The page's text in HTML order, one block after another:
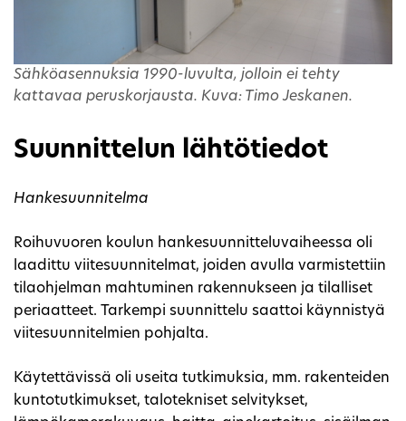
Sähköasennuksia 1990-luvulta, jolloin ei tehty
kattavaa peruskorjausta. Kuva: Timo Jeskanen.
Suunnittelun lähtötiedot
Hankesuunnitelma
Roihuvuoren koulun hankesuunnitteluvaiheessa oli
laadittu viitesuunnitelmat, joiden avulla varmistettiin
tilaohjelman mahtuminen rakennukseen ja tilalliset
periaatteet. Tarkempi suunnittelu saattoi käynnistyä
viitesuunnitelmien pohjalta.
Käytettävissä oli useita tutkimuksia, mm. rakenteiden
kuntotutkimukset, talotekniset selvitykset,